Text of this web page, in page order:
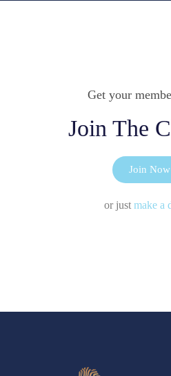
Get your
Join The
Join Now
or just make a